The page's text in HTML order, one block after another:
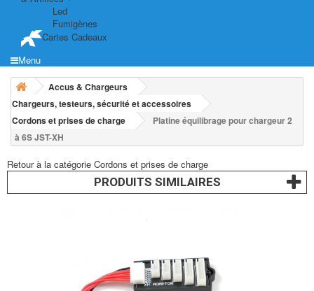
Led
Fumigènes
Cartes Cadeaux
Menu
Accus & Chargeurs
Chargeurs, testeurs, sécurité et accessoires
Cordons et prises de charge
Platine équilibrage pour chargeur 2
à 6S JST-XH
Retour à la catégorie Cordons et prises de charge
PRODUITS SIMILAIRES